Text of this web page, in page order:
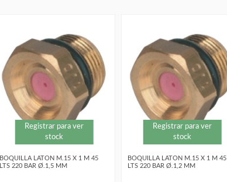
Registrar para ver
stock
BOQUILLA LATON M.15 X 1 M 45
LTS 220 BAR Ø.1,5 MM
Registrar para ver
stock
BOQUILLA LATON M.15 X 1 M 45
LTS 220 BAR Ø.1,2 MM